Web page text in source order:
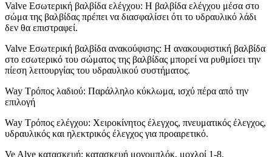
Valve Εσωτερική βαλβίδα ελέγχου: Η βαλβίδα ελέγχου μέσα στο
σώμα της βαλβίδας πρέπει να διασφαλίσει ότι το υδραυλικό λάδι
δεν θα επιστραφεί.
Valve Εσωτερική βαλβίδα ανακούφισης: Η ανακουφιστική βαλβίδα
στο εσωτερικό του σώματος της βαλβίδας μπορεί να ρυθμίσει την
πίεση λειτουργίας του υδραυλικού συστήματος.
Way Τρόπος λαδιού: Παράλληλο κύκλωμα, ισχύ πέρα ​​από την
επιλογή
Way Τρόπος ελέγχου: Χειροκίνητος έλεγχος, πνευματικός έλεγχος,
υδραυλικός και ηλεκτρικός έλεγχος για προαιρετικό.
Ve Alve κατασκευή: κατασκευή μονομπλόκ, μοχλοί 1-8.